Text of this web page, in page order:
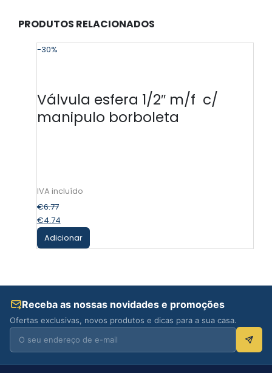
PRODUTOS RELACIONADOS
-30%
Válvula esfera 1/2″ m/f c/
manipulo borboleta
€6.77
€4.74
Adicionar
Receba as nossas novidades e promoções
Ofertas exclusivas, novos produtos e dicas para a sua casa.